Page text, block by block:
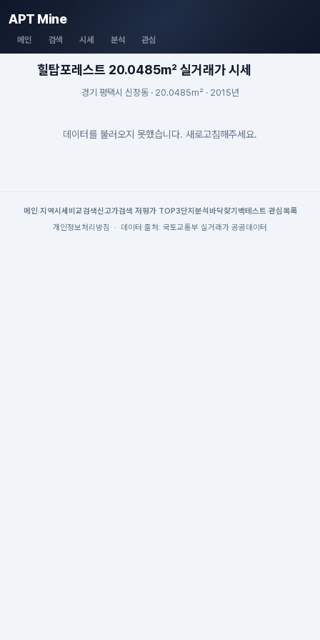
APT Mine
메인 검색 시세 분석 관심
힐탑포레스트 20.0485m² 실거래가 시세
경기 평택시 신장동 · 20.0485m² · 2015년
데이터를 불러오지 못했습니다. 새로고침해주세요.
메인| 지역시세 비교검색신고가검색 저평가 TOP3단지분석 바닥찾기 백테스트 관심목록
개인정보처리방침
· 데이터 출처: 국토교통부 실거래가 공공데이터